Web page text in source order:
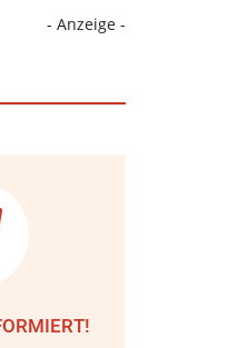
- Anzeige -